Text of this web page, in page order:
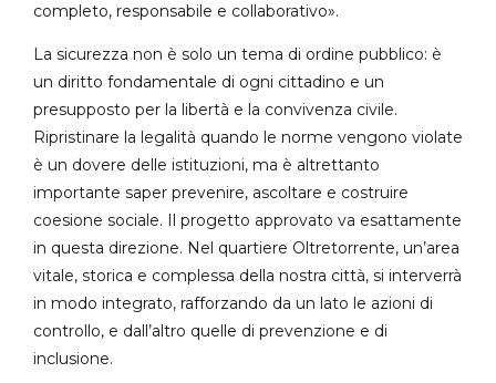
completo, responsabile e collaborativo».
La sicurezza non è solo un tema di ordine pubblico: è
un diritto fondamentale di ogni cittadino e un
presupposto per la libertà e la convivenza civile.
Ripristinare la legalità quando le norme vengono violate
è un dovere delle istituzioni, ma è altrettanto
importante saper prevenire, ascoltare e costruire
coesione sociale. Il progetto approvato va esattamente
in questa direzione. Nel quartiere Oltretorrente, un’area
vitale, storica e complessa della nostra città, si interverrà
in modo integrato, rafforzando da un lato le azioni di
controllo, e dall’altro quelle di prevenzione e di
inclusione.